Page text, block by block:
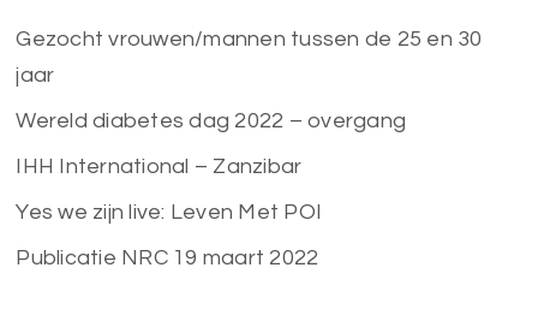
Gezocht vrouwen/mannen tussen de 25 en 30
jaar
Wereld diabetes dag 2022 – overgang
IHH International – Zanzibar
Yes we zijn live: Leven Met POI
Publicatie NRC 19 maart 2022